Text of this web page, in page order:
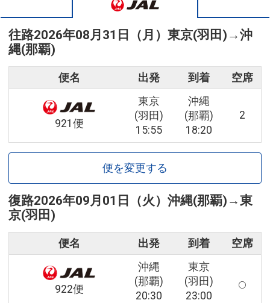
往路2026年08月31日（月） 東京(羽田) →沖
縄(那覇)
便名 出発 到着 空席
921便
東京
(羽田)
15:55
沖縄
(那覇)
18:20
2
便を変更する
復路2026年09月01日（火） 沖縄(那覇) →東
京(羽田)
便名 出発 到着 空席
922便
沖縄
(那覇)
20:30
東京
(羽田)
23:00